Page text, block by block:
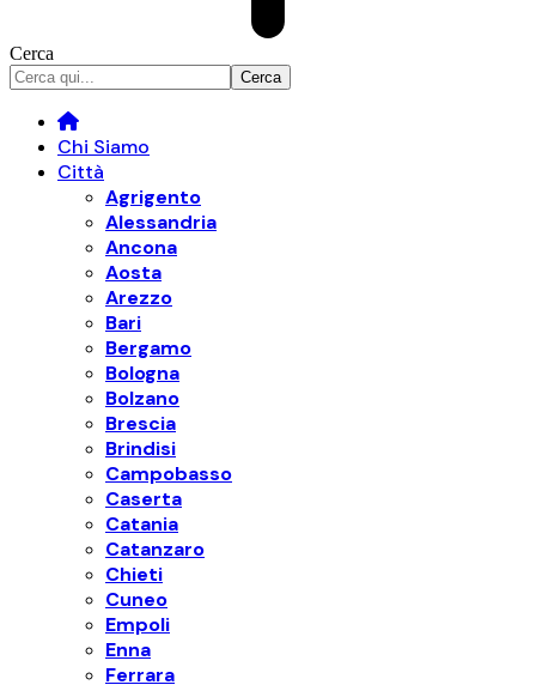
Cerca
Chi Siamo
Città
Agrigento
Alessandria
Ancona
Aosta
Arezzo
Bari
Bergamo
Bologna
Bolzano
Brescia
Brindisi
Campobasso
Caserta
Catania
Catanzaro
Chieti
Cuneo
Empoli
Enna
Ferrara